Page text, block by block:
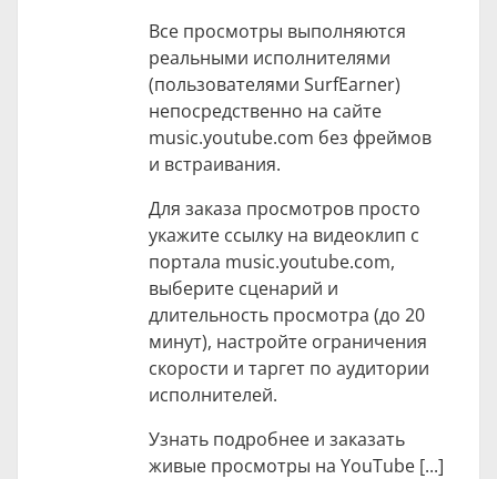
Все просмотры выполняются
реальными исполнителями
(пользователями SurfEarner)
непосредственно на сайте
music.youtube.com без фреймов
и встраивания.
Для заказа просмотров просто
укажите ссылку на видеоклип с
портала music.youtube.com,
выберите сценарий и
длительность просмотра (до 20
минут), настройте ограничения
скорости и таргет по аудитории
исполнителей.
Узнать подробнее и заказать
живые просмотры на YouTube [...]